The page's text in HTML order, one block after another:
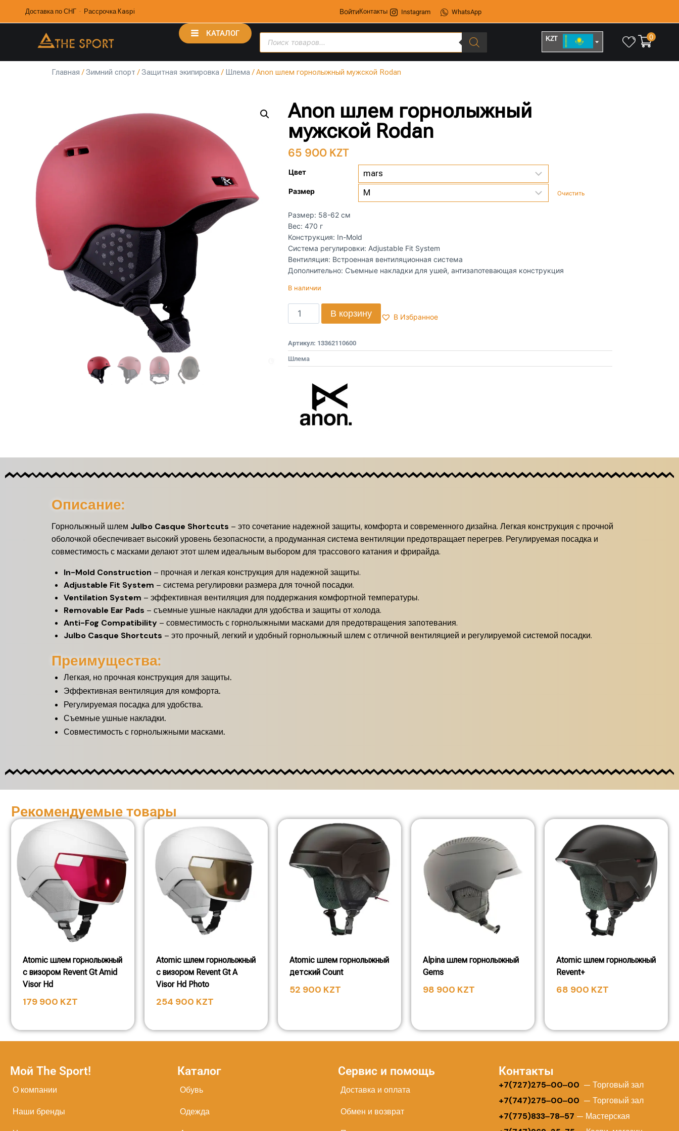
Доставка по СНГ · Рассрочка Kaspi ВойтиКонтакты Instagram WhatsApp
КАТАЛОГ
KZT 0
Главная /Зимний спорт /Защитная экипировка/ Шлема/ Anon шлем горнолыжный мужской Rodan
Anon шлем горнолыжный
мужской Rodan
65 900 KZT
Цвет
Размер Очистить
Размер: 58-62 см
Вес: 470 г
Конструкция: In-Mold
Система регулировки: Adjustable Fit System
Вентиляция: Встроенная вентиляционная система
Дополнительно: Съемные накладки для ушей, антизапотевающая конструкция
В наличии
В корзину В Избранное
Артикул: 13362110600
Шлема
Описание:
Горнолыжный шлем Julbo Casque Shortcuts – это сочетание надежной защиты, комфорта и современного дизайна. Легкая конструкция с прочной
оболочкой обеспечивает высокий уровень безопасности, а продуманная система вентиляции предотвращает перегрев. Регулируемая посадка и
совместимость с масками делают этот шлем идеальным выбором для трассового катания и фрирайда.
In-Mold Construction – прочная и легкая конструкция для надежной защиты.
Adjustable Fit System – система регулировки размера для точной посадки.
Ventilation System – эффективная вентиляция для поддержания комфортной температуры.
Removable Ear Pads – съемные ушные накладки для удобства и защиты от холода.
Anti-Fog Compatibility – совместимость с горнолыжными масками для предотвращения запотевания.
Julbo Casque Shortcuts – это прочный, легкий и удобный горнолыжный шлем с отличной вентиляцией и регулируемой системой посадки.
Преимущества:
Легкая, но прочная конструкция для защиты.
Эффективная вентиляция для комфорта.
Регулируемая посадка для удобства.
Съемные ушные накладки.
Совместимость с горнолыжными масками.
Рекомендуемые товары
Atomic шлем горнолыжный
с визором Revent Gt Amid
Visor Hd
179 900 KZT
Atomic шлем горнолыжный
с визором Revent Gt A
Visor Hd Photo
254 900 KZT
Atomic шлем горнолыжный
детский Count
52 900 KZT
Alpina шлем горнолыжный
Gems
98 900 KZT
Atomic шлем горнолыжный
Revent+
68 900 KZT
Мой The Sport!
О компании
Наши бренды
Каталог
Обувь
Одежда
Сервис и помощь
Доставка и оплата
Обмен и возврат
Контакты
+7(727)275‒00‒00 — Торговый зал
+7(747)275‒00‒00 — Торговый зал
+7(775)833‒78‒57 — Мастерская